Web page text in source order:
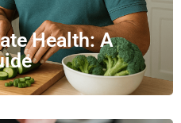
Health: A